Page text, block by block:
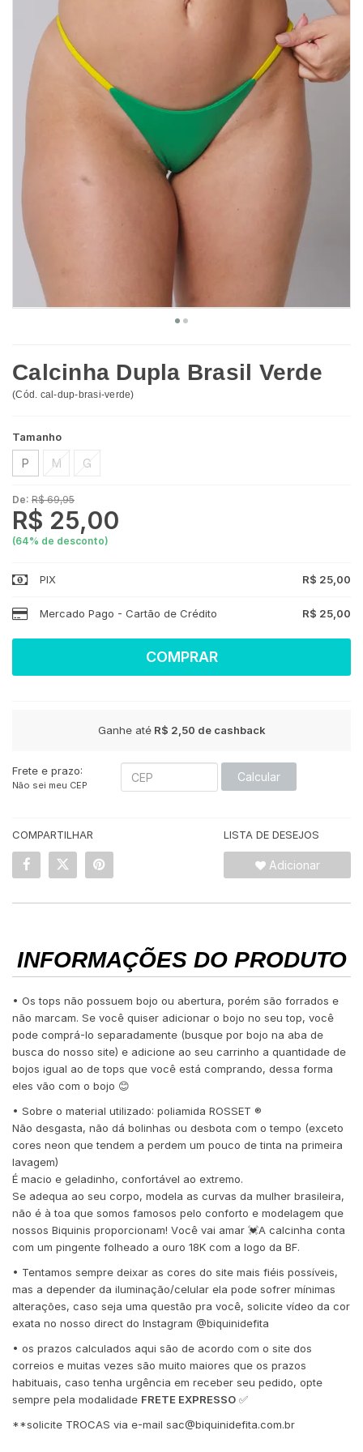
Calcinha Dupla Brasil Verde
(Cód. cal-dup-brasi-verde)
Tamanho
P M G
De: R$ 69,95
R$ 25,00
(64% de desconto)
PIX R$ 25,00
Mercado Pago - Cartão de Crédito R$ 25,00
COMPRAR
Ganhe atéR$ 2,50 de cashback
Frete e prazo:
Não sei meu CEP
Calcular
COMPARTILHAR LISTA DE DESEJOS
Adicionar
INFORMAÇÕES DO PRODUTO
• Os tops não possuem bojo ou abertura, porém são forrados e
não marcam. Se você quiser adicionar o bojo no seu top, você
pode comprá-lo separadamente (busque por bojo na aba de
busca do nosso site) e adicione ao seu carrinho a quantidade de
bojos igual ao de tops que você está comprando, dessa forma
eles vão com o bojo 😊
• Sobre o material utilizado: poliamida ROSSET ®️
Não desgasta, não dá bolinhas ou desbota com o tempo (exceto
cores neon que tendem a perdem um pouco de tinta na primeira
lavagem)
É macio e geladinho, confortável ao extremo.
Se adequa ao seu corpo, modela as curvas da mulher brasileira,
não é à toa que somos famosos pelo conforto e modelagem que
nossos Biquinis proporcionam! Você vai amar 💓A calcinha conta
com um pingente folheado a ouro 18K com a logo da BF.
• Tentamos sempre deixar as cores do site mais fiéis possíveis,
mas a depender da iluminação/celular ela pode sofrer mínimas
alterações, caso seja uma questão pra você, solicite vídeo da cor
exata no nosso direct do Instagram @biquinidefita
• os prazos calculados aqui são de acordo com o site dos
correios e muitas vezes são muito maiores que os prazos
habituais, caso tenha urgência em receber seu pedido, opte
sempre pela modalidade FRETE EXPRESSO ✅
**solicite TROCAS via e-mail sac@biquinidefita.com.br